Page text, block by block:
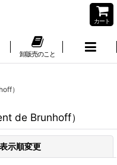
カート
卸販売のこと
）
de Brunhoff）
表示順変更